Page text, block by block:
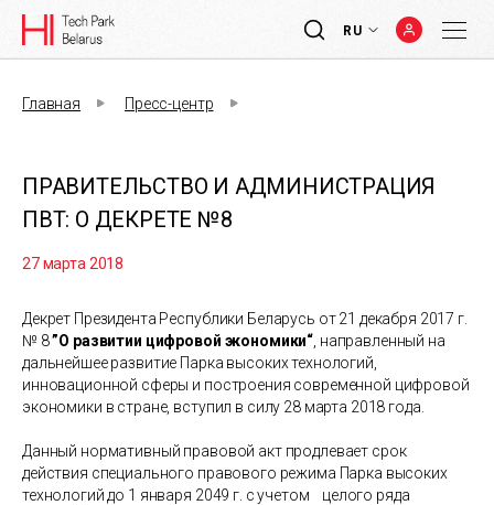
RU
Главная Пресс-центр
ПРАВИТЕЛЬСТВО И АДМИНИСТРАЦИЯ
ПВТ: О ДЕКРЕТЕ №8
27 марта 2018
Декрет Президента Республики Беларусь от 21 декабря 2017 г.
№ 8”О развитии цифровой экономики“ , направленный на
дальнейшее развитие Парка высоких технологий,
инновационной сферы и построения современной цифровой
экономики в стране, вступил в силу 28 марта 2018 года.
Данный нормативный правовой акт продлевает срок
действия специального правового режима Парка высоких
технологий до 1 января 2049 г. с учетом целого ряда